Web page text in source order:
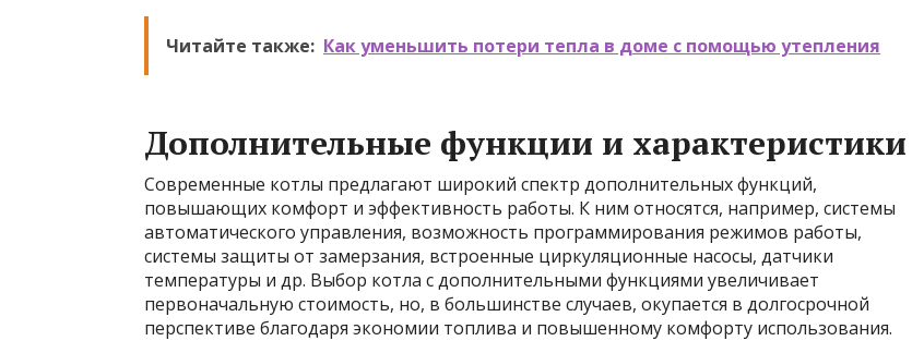
Читайте также: Как уменьшить потери тепла в доме с помощью утепления
Дополнительные функции и характеристики
Современные котлы предлагают широкий спектр дополнительных функций,
повышающих комфорт и эффективность работы. К ним относятся, например, системы
автоматического управления, возможность программирования режимов работы,
системы защиты от замерзания, встроенные циркуляционные насосы, датчики
температуры и др. Выбор котла с дополнительными функциями увеличивает
первоначальную стоимость, но, в большинстве случаев, окупается в долгосрочной
перспективе благодаря экономии топлива и повышенному комфорту использования.